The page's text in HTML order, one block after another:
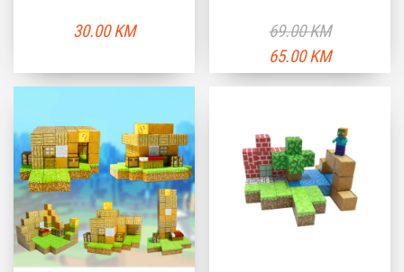
30.00KM 69.00KM
Originalna
cena
69.00 KM.
65.00KM